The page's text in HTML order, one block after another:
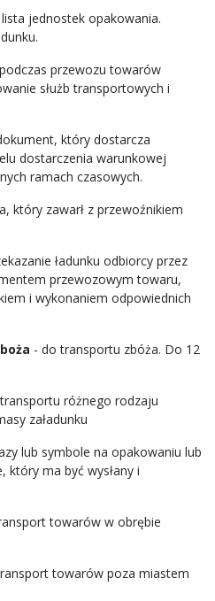
jednostek opakowania.
przewozu towarów
służb transportowych i
który dostarcza
dostarczenia warunkowej
ramach czasowych.
który zawarł z przewoźnikiem
ładunku odbiorcy przez
przewozowym towaru,
i wykonaniem odpowiednich
- do transportu zbóża. Do 12
różnego rodzaju
załadunku
lub symbole na opakowaniu lub
ma być wysłany i
towarów w obrębie
towarów poza miastem